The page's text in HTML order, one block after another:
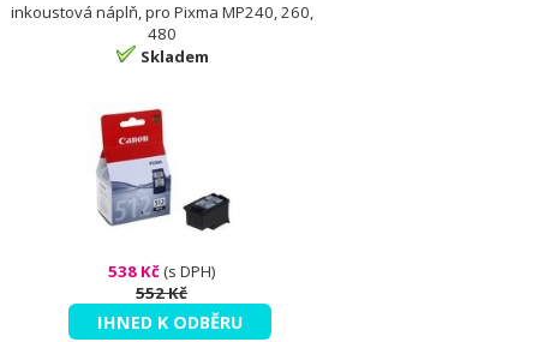
inkoustová náplň, pro Pixma MP240, 260,
480
Skladem
538 Kč(s DPH)
552 Kč
IHNED K ODBĚRU